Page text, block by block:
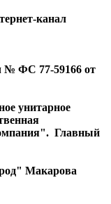
канал
№ ФС 77-59166 от
унитарное
Главный
Макарова